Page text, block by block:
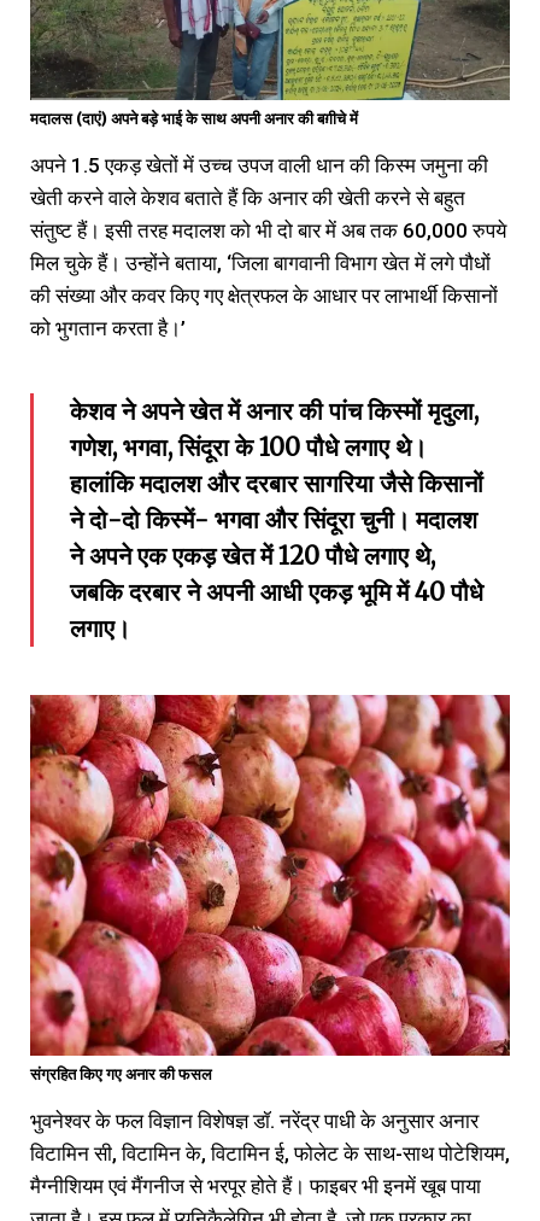
मदालस (दाएं) अपने बड़े भाई के साथ अपनी अनार की बग़ीचे में
अपने 1.5 एकड़ खेतों में उच्च उपज वाली धान की किस्म जमुना की
खेती करने वाले केशव बताते हैं कि अनार की खेती करने से बहुत
संतुष्ट हैं। इसी तरह मदालश को भी दो बार में अब तक 60,000 रुपये
मिल चुके हैं। उन्होंने बताया, ‘जिला बागवानी विभाग खेत में लगे पौधों
की संख्या और कवर किए गए क्षेत्रफल के आधार पर लाभार्थी किसानों
को भुगतान करता है।’
केशव ने अपने खेत में अनार की पांच किस्मों मृदुला,
गणेश, भगवा, सिंदूरा के 100 पौधे लगाए थे।
हालांकि मदालश और दरबार सागरिया जैसे किसानों
ने दो-दो किस्में- भगवा और सिंदूरा चुनी। मदालश
ने अपने एक एकड़ खेत में 120 पौधे लगाए थे,
जबकि दरबार ने अपनी आधी एकड़ भूमि में 40 पौधे
लगाए।
संग्रहित किए गए अनार की फसल
भुवनेश्वर के फल विज्ञान विशेषज्ञ डॉ. नरेंद्र पाधी के अनुसार अनार
विटामिन सी, विटामिन के, विटामिन ई, फोलेट के साथ-साथ पोटेशियम,
मैग्नीशियम एवं मैंगनीज से भरपूर होते हैं। फाइबर भी इनमें खूब पाया